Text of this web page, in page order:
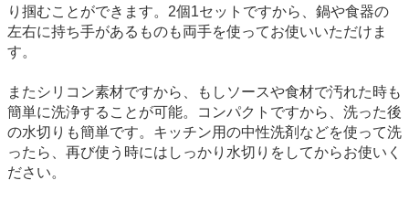
り掴むことができます。2個1セットですから、鍋や食器の
左右に持ち手があるものも両手を使ってお使いいただけま
す。
またシリコン素材ですから、もしソースや食材で汚れた時も
簡単に洗浄することが可能。コンパクトですから、洗った後
の水切りも簡単です。キッチン用の中性洗剤などを使って洗
ったら、再び使う時にはしっかり水切りをしてからお使いく
ださい。